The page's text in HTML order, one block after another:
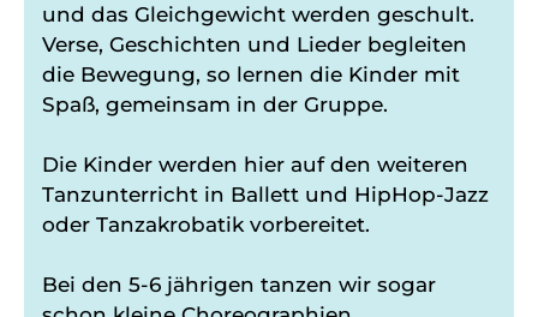
und das Gleichgewicht werden geschult.
Verse, Geschichten und Lieder begleiten
die Bewegung, so lernen die Kinder mit
Spaß, gemeinsam in der Gruppe.
Die Kinder werden hier auf den weiteren
Tanzunterricht in Ballett und HipHop-Jazz
oder Tanzakrobatik vorbereitet.
Bei den 5-6 jährigen tanzen wir sogar